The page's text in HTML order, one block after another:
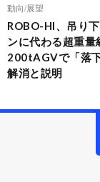
動向/展望
ROBO-HI、吊り
ンに代わる超重量
200tAGVで「落下
解消と説明